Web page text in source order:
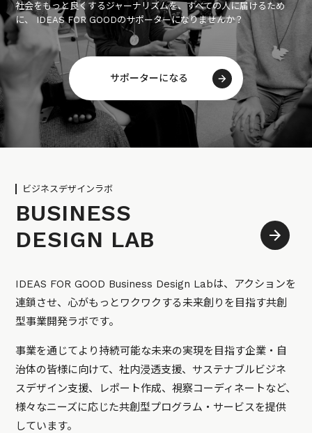
社会をもっと良くするジャーナリズムを、すべての人に届けるため
に、 IDEAS FOR GOODのサポーターになりませんか？
サポーターになる
ビジネスデザインラボ
BUSINESS
DESIGN LAB
IDEAS FOR GOOD Business Design Labは、アクションを
連鎖させ、心がもっとワクワクする未来創りを目指す共創
型事業開発ラボです。
事業を通じてより持続可能な未来の実現を目指す企業・自
治体の皆様に向けて、社内浸透支援、サステナブルビジネ
スデザイン支援、レポート作成、視察コーディネートなど、
様々なニーズに応じた共創型プログラム・サービスを提供
しています。